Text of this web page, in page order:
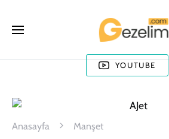
YOUTUBE
Anasayfa Manşet